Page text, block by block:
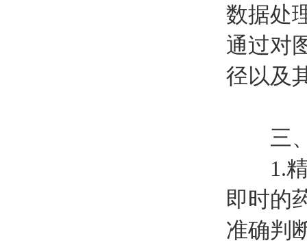
数据处
通过对
径以及
三、
1.精
即时的
准确判